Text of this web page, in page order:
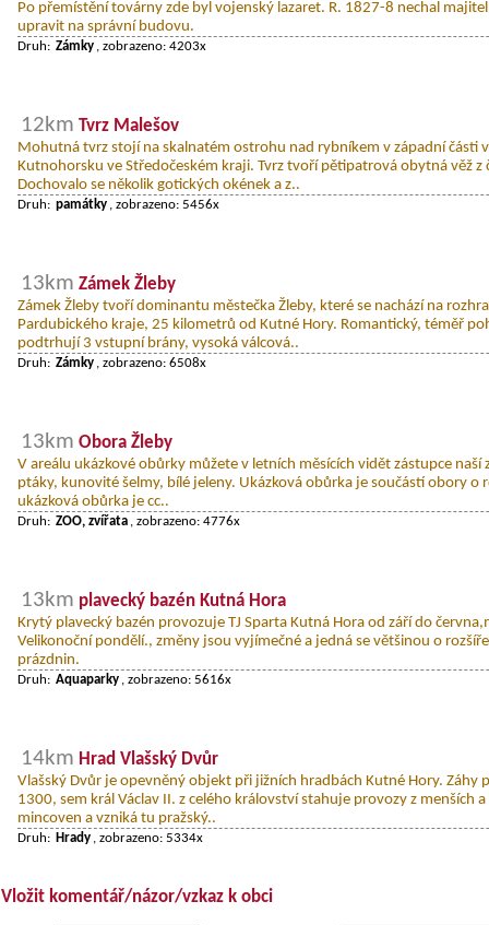
Po přemístění továrny zde byl vojenský lazaret. R. 1827-8 nechal
upravit na správní budovu.
Druh: Zámky , zobrazeno: 4203x
12km Tvrz Malešov
Mohutná tvrz stojí na skalnatém ostrohu nad rybníkem v západní části
Kutnohorsku ve Středočeském kraji. Tvrz tvoří pětipatrová obytná věž z
Dochovalo se několik gotických okének a z..
Druh: památky , zobrazeno: 5456x
13km Zámek Žleby
Zámek Žleby tvoří dominantu městečka Žleby, které se nachází na
Pardubického kraje, 25 kilometrů od Kutné Hory. Romantický, téměř
podtrhují 3 vstupní brány, vysoká válcová..
Druh: Zámky , zobrazeno: 6508x
13km Obora Žleby
V areálu ukázkové obůrky můžete v letních měsících vidět zástupce naší
ptáky, kunovité šelmy, bílé jeleny. Ukázková obůrka je součástí obory o
ukázková obůrka je cc..
Druh: ZOO, zvířata , zobrazeno: 4776x
13km plavecký bazén Kutná Hora
Krytý plavecký bazén provozuje TJ Sparta Kutná Hora od září do
Velikonoční pondělí., změny jsou vyjímečné a jedná se většinou o
prázdnin.
Druh: Aquaparky , zobrazeno: 5616x
14km Hrad Vlašský Dvůr
Vlašský Dvůr je opevněný objekt při jižních hradbách Kutné Hory. Záhy
1300, sem král Václav II. z celého království stahuje provozy z menších
mincoven a vzniká tu pražský..
Druh: Hrady , zobrazeno: 5334x
Vložit komentář/názor/vzkaz k obci